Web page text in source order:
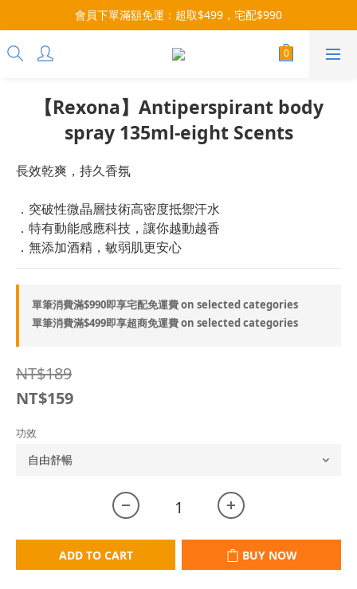
3x more Points on 9th of Every Month!
會員下單滿額免運：超取$499，宅配$990
07/28-08/31 爸氣一擊・限時開搶
【Rexona】Antiperspirant body
spray 135ml-eight Scents
長效乾爽，持久香氛
．突破性微晶層技術高密度抵禦汗水
．特有動能感應科技，讓你越動越香
．無添加酒精，敏弱肌更安心
單筆消費滿$990即享宅配免運費 on selected categories
單筆消費滿$499即享超商免運費 on selected categories
NT$189
NT$159
功效
ADD TO CART BUY NOW